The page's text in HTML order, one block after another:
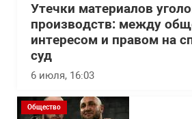
Утечки материалов
производств: между
интересом и правом на
суд
6 июля, 16:03
Общество